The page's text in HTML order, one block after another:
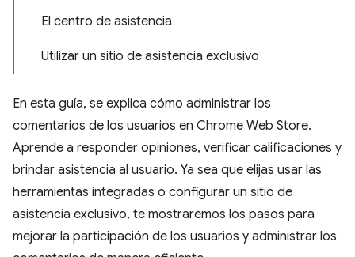
El centro de asistencia
Utilizar un sitio de asistencia exclusivo
En esta guía, se explica cómo administrar los
comentarios de los usuarios en Chrome Web Store.
Aprende a responder opiniones, verificar calificaciones y
brindar asistencia al usuario. Ya sea que elijas usar las
herramientas integradas o configurar un sitio de
asistencia exclusivo, te mostraremos los pasos para
mejorar la participación de los usuarios y administrar los